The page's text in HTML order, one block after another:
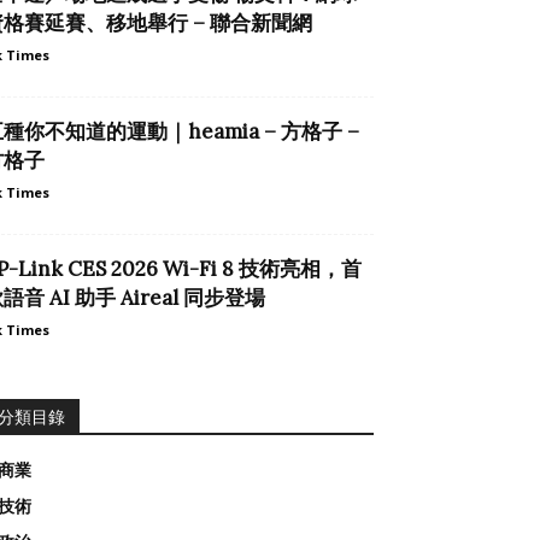
格賽延賽、移地舉行 – 聯合新聞網
Times
你不知道的運動｜heamia – 方格子 –
子
Times
Link CES 2026 Wi-Fi 8 技術亮相，首
音 AI 助手 Aireal 同步登場
Times
類目錄
業
術